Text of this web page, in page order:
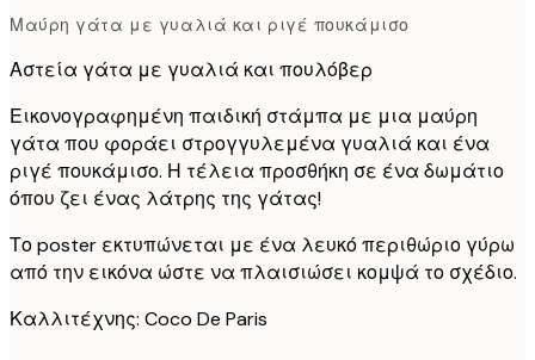
Μαύρη γάτα με γυαλιά και ριγέ πουκάμισο
Αστεία γάτα με γυαλιά και πουλόβερ
Εικονογραφημένη παιδική στάμπα με μια μαύρη
γάτα που φοράει στρογγυλεμένα γυαλιά και ένα
ριγέ πουκάμισο. Η τέλεια προσθήκη σε ένα δωμάτιο
όπου ζει ένας λάτρης της γάτας!
Το poster εκτυπώνεται με ένα λευκό περιθώριο γύρω
από την εικόνα ώστε να πλαισιώσει κομψά το σχέδιο.
Καλλιτέχνης: Coco De Paris